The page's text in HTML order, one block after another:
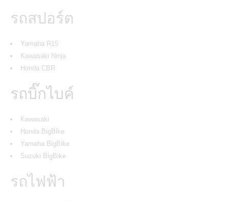
รถสปอร์ต
Yamaha R15
Kawasaki Ninja
Honda CBR
รถบิ๊กไบค์
Kawasaki
Honda BigBike
Yamaha BigBike
Suzuki BigBike
รถไฟฟ้า